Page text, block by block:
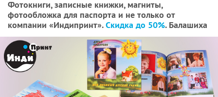
Фотокниги, записные книжки, магниты,
фотообложка для паспорта и не только от
компании «Индипринт».Скидка до 50%. Балашиха